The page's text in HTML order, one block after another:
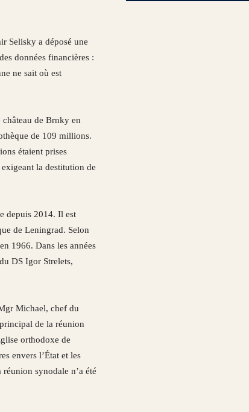
Selisky a déposé une
données financières :
ne sait où est
château de Brnky en
de 109 millions.
étaient prises
la destitution de
depuis 2014. Il est
de Leningrad. Selon
1966. Dans les années
DS Igor Strelets,
Michael, chef du
de la réunion
orthodoxe de
envers l’État et les
synodale n’a été